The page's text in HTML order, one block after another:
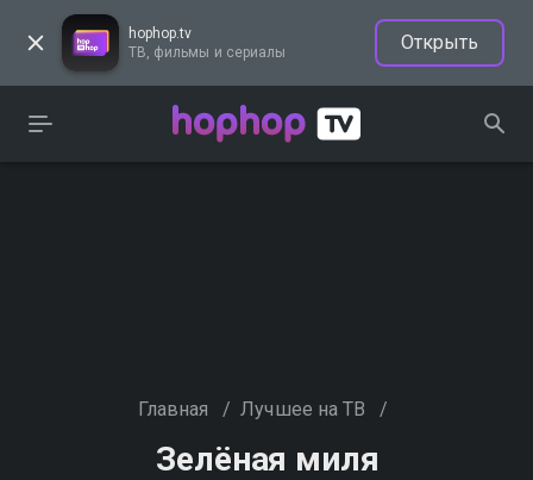
hophop.tv
ТВ, фильмы и сериалы
Открыть
Главная / Лучшее на ТВ /
Зелёная миля